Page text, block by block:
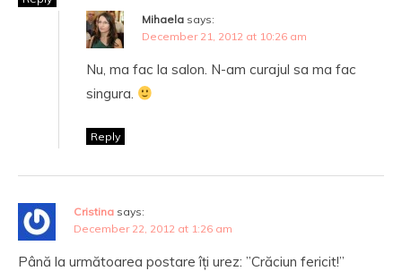
Mihaela says:
December 21, 2012 at 10:26 am
Nu, ma fac la salon. N-am curajul sa ma fac
singura.
Reply
Cristina says:
December 22, 2012 at 1:26 am
Până la următoarea postare îți urez: ”Crăciun fericit!”